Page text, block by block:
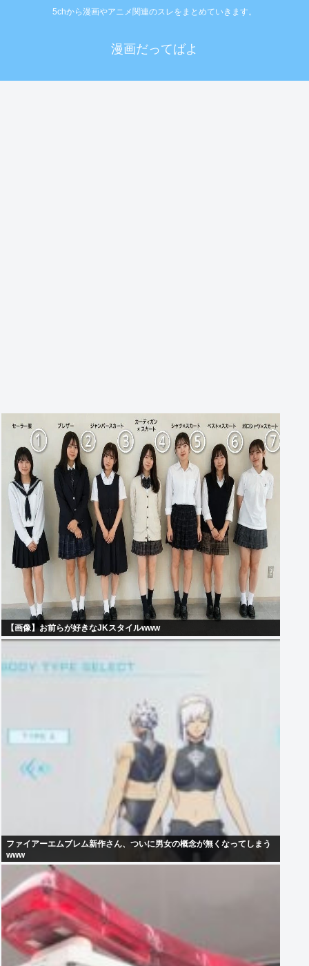
5chから漫画やアニメ関連のスレをまとめていきます。
漫画だってばよ
【画像】お前らが好きなJKスタイルwww
ファイアーエムブレム新作さん、ついに男女の概念が無くなってしまう
www